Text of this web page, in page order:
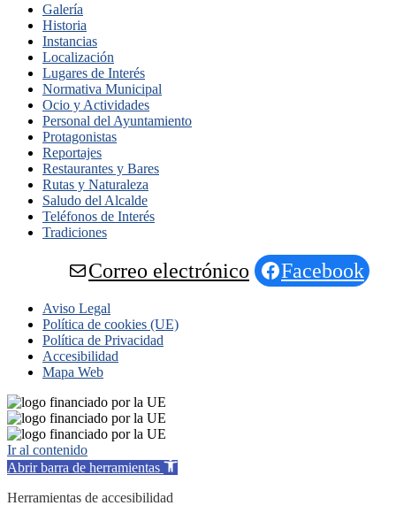
Galería
Historia
Instancias
Localización
Lugares de Interés
Normativa Municipal
Ocio y Actividades
Personal del Ayuntamiento
Protagonistas
Reportajes
Restaurantes y Bares
Rutas y Naturaleza
Saludo del Alcalde
Teléfonos de Interés
Tradiciones
Correo electrónico Facebook
Aviso Legal
Política de cookies (UE)
Política de Privacidad
Accesibilidad
Mapa Web
Ir al contenido
Abrir barra de herramientas
Herramientas de accesibilidad